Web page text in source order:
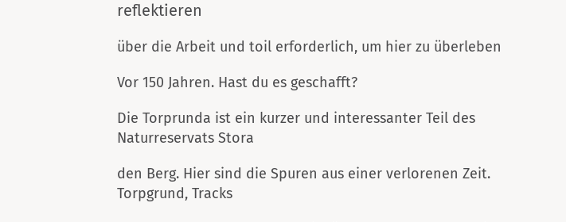
reflektieren
über die Arbeit und toil erforderlich, um hier zu überleben
Vor 150 Jahren. Hast du es geschafft?
Die Torprunda ist ein kurzer und interessanter Teil des
Naturreservats Stora
den Berg. Hier sind die Spuren aus einer verlorenen Zeit.
Torpgrund, Tracks